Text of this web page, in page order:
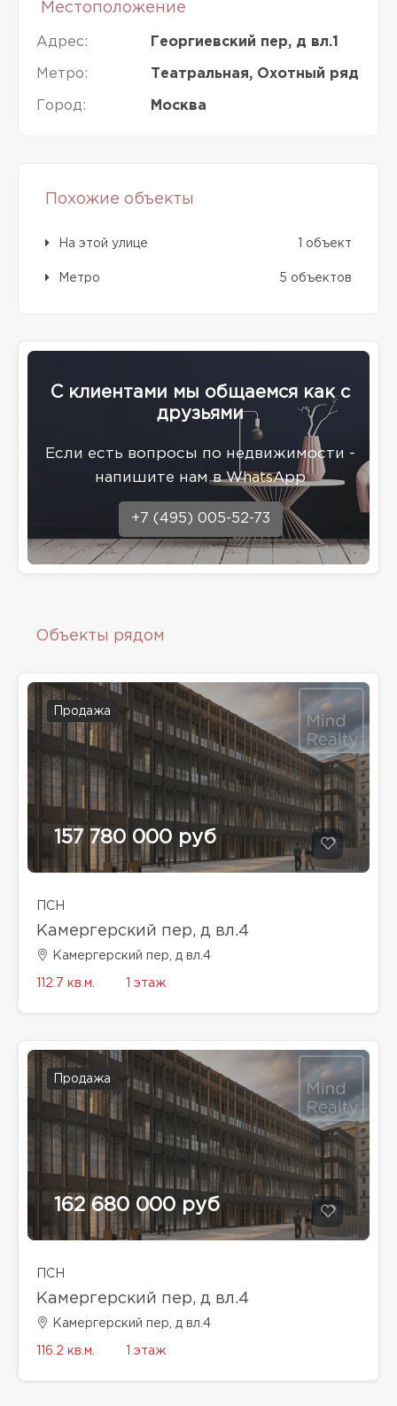
Местоположение
Адрес: Георгиевский пер, д вл.1
Метро: Театральная, Охотный ряд
Город: Москва
Похожие объекты
На этой улице 1 объект
Метро 5 объектов
С клиентами мы общаемся как с
друзьями
Eсли есть вопросы по недвижимости -
напишите нам в WhatsApp
+7 (495) 005-52-73
Объекты рядом
Продажа
157 780 000 руб
ПСН
Камергерский пер, д вл.4
Камергерский пер, д вл.4
112.7 кв.м. 1 этаж
Продажа
162 680 000 руб
ПСН
Камергерский пер, д вл.4
Камергерский пер, д вл.4
116.2 кв.м. 1 этаж